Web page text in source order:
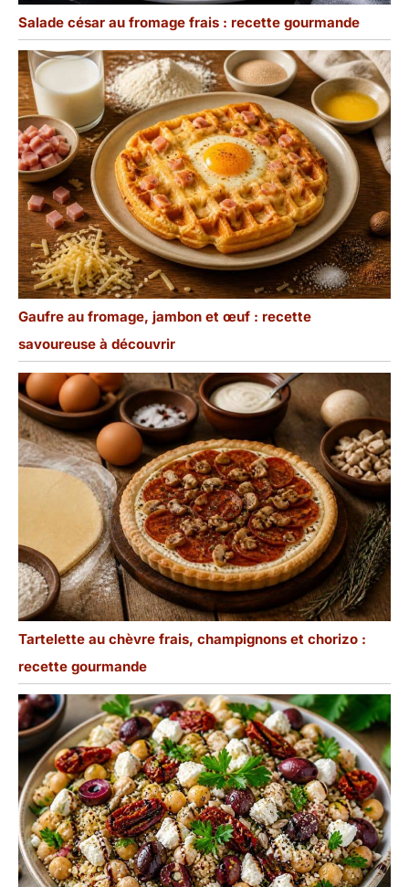
Salade césar au fromage frais : recette gourmande
Gaufre au fromage, jambon et œuf : recette
savoureuse à découvrir
Tartelette au chèvre frais, champignons et chorizo :
recette gourmande